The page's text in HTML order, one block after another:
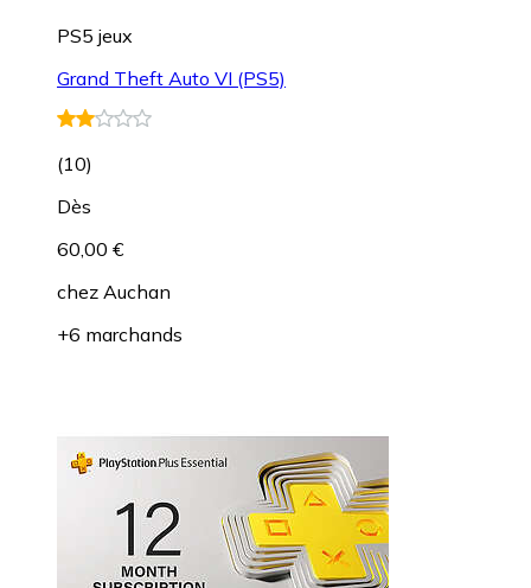
PS5 jeux
Grand Theft Auto VI (PS5)
(10)
Dès
60,00 €
chez Auchan
+6 marchands